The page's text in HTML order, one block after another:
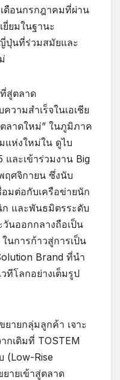
ดือนกรกฎาคมที่ผ่าน
ยี่ยมในฐานะ
นที่ร่วมสมัยและ
สู่ตลาด
วามสำเร็จในเอเชีย
ตลาดใหม่” ในภูมิภาค
แห่งใหม่ใน ดูไบ
และเข้าร่วมงาน Big
ฤศจิกายน ซึ่งนับ
อมต่อกับเครือข่ายนัก
และพันธมิตรระดับ
นออกกลางถือเป็น
การก้าวสู่การเป็น
Brand ที่นำ
โลกอย่างเต็มรูป
ยายกลุ่มลูกค้า เจาะ
กเดิมที่ TOSTEM
(Low-Rise
ายเข้าสู่ตลาด